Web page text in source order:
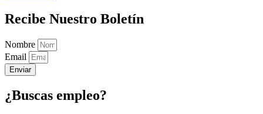
Recibe Nuestro Boletín
Nombre
Email
Enviar
¿Buscas empleo?